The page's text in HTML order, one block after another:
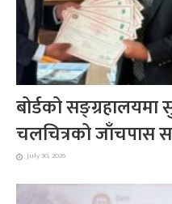
बोर्डको सङ्ग्रहालयमा
चलचित्रको जाँचपास
July 30, 2026